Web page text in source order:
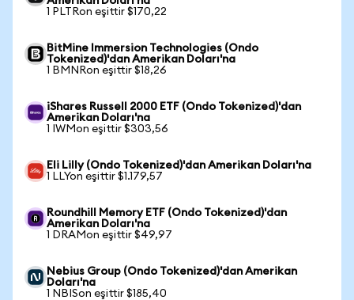
1 PLTRon eşittir $170,22
BitMine Immersion Technologies (Ondo
Tokenized)'dan Amerikan Doları'na
1 BMNRon eşittir $18,26
iShares Russell 2000 ETF (Ondo Tokenized)'dan
Amerikan Doları'na
1 IWMon eşittir $303,56
Eli Lilly (Ondo Tokenized)'dan Amerikan Doları'na
1 LLYon eşittir $1.179,57
Roundhill Memory ETF (Ondo Tokenized)'dan
Amerikan Doları'na
1 DRAMon eşittir $49,97
Nebius Group (Ondo Tokenized)'dan Amerikan
Doları'na
1 NBISon eşittir $185,40